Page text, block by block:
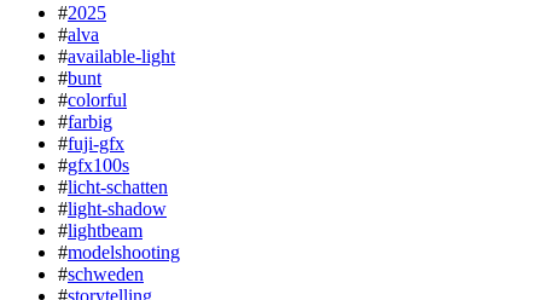
#2025
#alva
#available-light
#bunt
#colorful
#farbig
#fuji-gfx
#gfx100s
#licht-schatten
#light-shadow
#lightbeam
#modelshooting
#schweden
#storytelling